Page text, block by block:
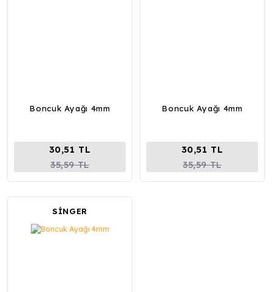
Boncuk Ayağı 4mm
30,51 TL
35,59 TL
Boncuk Ayağı 4mm
30,51 TL
35,59 TL
SİNGER